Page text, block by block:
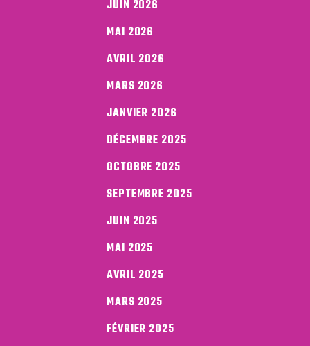
JUIN 2026
MAI 2026
AVRIL 2026
MARS 2026
JANVIER 2026
DÉCEMBRE 2025
OCTOBRE 2025
SEPTEMBRE 2025
JUIN 2025
MAI 2025
AVRIL 2025
MARS 2025
FÉVRIER 2025